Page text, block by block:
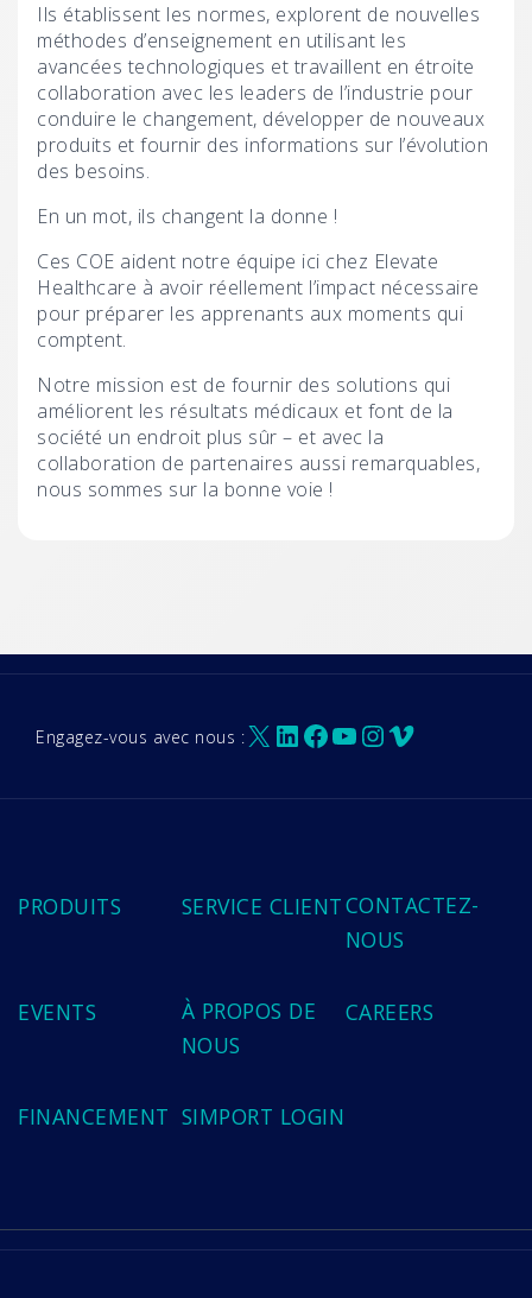
Ils établissent les normes, explorent de nouvelles
méthodes d’enseignement en utilisant les
avancées technologiques et travaillent en étroite
collaboration avec les leaders de l’industrie pour
conduire le changement, développer de nouveaux
produits et fournir des informations sur l’évolution
des besoins.
En un mot, ils changent la donne !
Ces COE aident notre équipe ici chez Elevate
Healthcare à avoir réellement l’impact nécessaire
pour préparer les apprenants aux moments qui
comptent.
Notre mission est de fournir des solutions qui
améliorent les résultats médicaux et font de la
société un endroit plus sûr – et avec la
collaboration de partenaires aussi remarquables,
nous sommes sur la bonne voie !
Engagez-vous avec nous :X LinkedIn
Facebook
YouTube
Instagram
Vimeo
PRODUITS SERVICE CLIENTCONTACTEZ-
NOUS
EVENTS
À PROPOS DE
NOUS
CAREERS
FINANCEMENT SIMPORT LOGIN